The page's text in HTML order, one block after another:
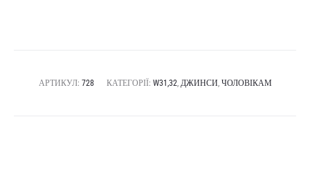
АРТИКУЛ: 728 КАТЕГОРІЇ: W31,32, ДЖИНСИ, ЧОЛОВІКАМ